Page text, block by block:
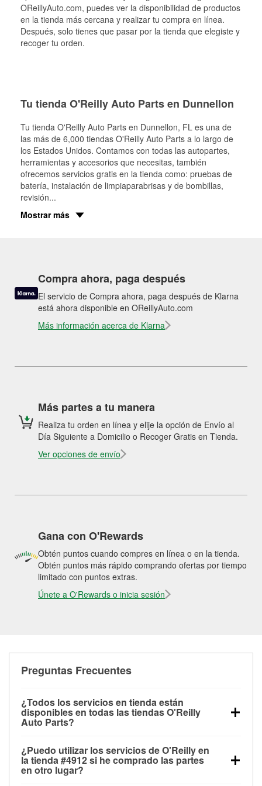
OReillyAuto.com, puedes ver la disponibilidad de productos
en la tienda más cercana y realizar tu compra en línea.
Después, solo tienes que pasar por la tienda que elegiste y
recoger tu orden.
Tu tienda O'Reilly Auto Parts en Dunnellon
Tu tienda O'Reilly Auto Parts en Dunnellon, FL es una de
las más de 6,000 tiendas O'Reilly Auto Parts a lo largo de
los Estados Unidos. Contamos con todas las autopartes,
herramientas y accesorios que necesitas, también
ofrecemos servicios gratis en la tienda como: pruebas de
batería, instalación de limpiaparabrisas y de bombillas,
revisión...
Mostrar más
Compra ahora, paga después
El servicio de Compra ahora, paga después de Klarna
está ahora disponible en OReillyAuto.com
Más información acerca de Klarna
Más partes a tu manera
Realiza tu orden en línea y elije la opción de Envío al
Día Siguiente a Domicilio o Recoger Gratis en Tienda.
Ver opciones de envío
Gana con O'Rewards
Obtén puntos cuando compres en línea o en la tienda.
Obtén puntos más rápido comprando ofertas por tiempo
limitado con puntos extras.
Únete a O'Rewards o inicia sesión
Preguntas Frecuentes
¿Todos los servicios en tienda están
disponibles en todas las tiendas O'Reilly
Auto Parts?
las pruebas de batería, pruebas de alternador y
motor de arranque, revisión de la luz “Check Engine”
con O'Reilly VeriScan® e instalación de
¿Puedo utilizar los servicios de O'Reilly en
la tienda #4912 si he comprado las partes
en otro lugar?